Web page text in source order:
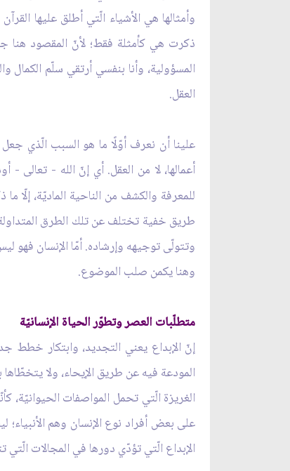
وأمثالها هي الأشياء الّتي أطلق عليها
ذكرت هي كأمثلة فقط؛ لأنّ المقصود هنا
المسؤولية، وأنا بنفسي أرتقي سلّم
العقل.
علينا أن نعرف أوّلًا ما هو السبب الّذي
أعمالها، لا من العقل. أي إنّ الله - تعالى
للمعرفة والكشف من الناحية الماديّة، إلّا
طريق خفية تختلف عن تلك الطرق
وتتولّى توجيهه وإرشاده. أمّا الإنسان فهو
وهنا يكمن صلب الموضوع.
متطلّبات العصر وتطوّر الحياة الإنسانيّة
إنّ الإبداع يعني التجديد، وابتكار خطط
المودعة فيه عن طريق الإيحاء، ولا
الغريزة الّتي تحمل المواصفات
على بعض أفراد نوع الإنسان وهم
الإبداع الّتي تؤدّي دورها في المجالات